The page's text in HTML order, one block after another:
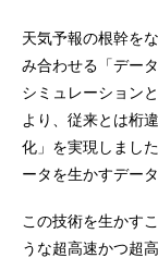
天気予報の根幹を
み合わせる「デー
シミュレーション
より、従来とは桁
化」を実現しまし
ータを生かすデー
この技術を生かす
うな超高速かつ超